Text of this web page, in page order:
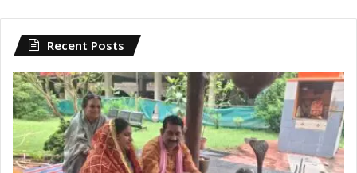
Recent Posts